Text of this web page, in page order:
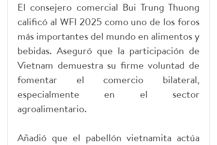
El consejero comercial Bui Trung Thuong
calificó al WFI 2025 como uno de los foros
más importantes del mundo en alimentos y
bebidas. Aseguró que la participación de
Vietnam demuestra su firme voluntad de
fomentar el comercio bilateral,
especialmente en el sector
agroalimentario.
Añadió que el pabellón vietnamita actúa